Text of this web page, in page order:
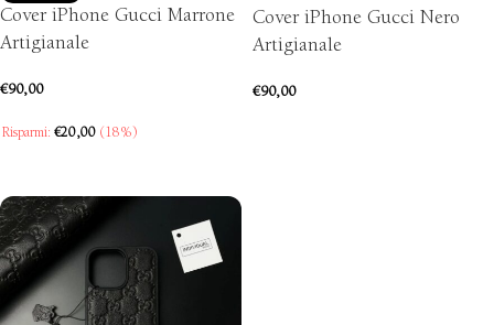
Cover iPhone Gucci Marrone
Artigianale
€90,00
Risparmi: €20,00 (18%)
Cover iPhone Gucci Nero
Artigianale
€90,00